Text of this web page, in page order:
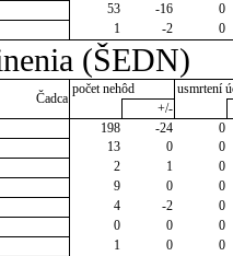
53 -16
0
1 -2 0
(ŠEDN)
Čadca
počet nehôd
usmrtení
+/-
198 -24
0
13 0
0
2 1
0
9 0
0
4 -2
0
0 0
0
1 0
0